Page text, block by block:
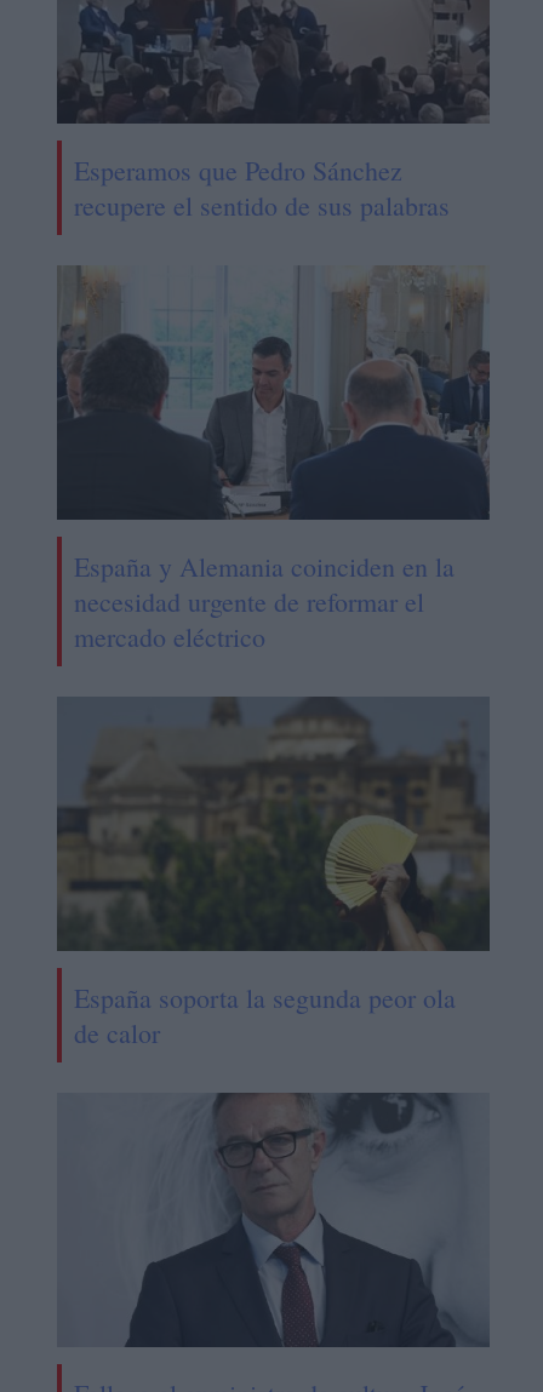
Esperamos que Pedro Sánchez
recupere el sentido de sus palabras
España y Alemania coinciden en la
necesidad urgente de reformar el
mercado eléctrico
España soporta la segunda peor ola
de calor